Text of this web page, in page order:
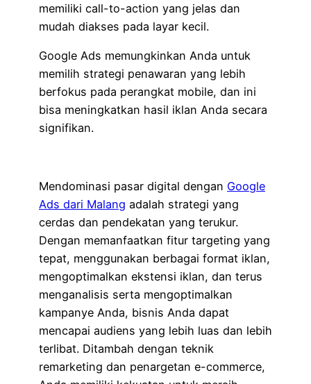
memiliki call-to-action yang jelas dan
mudah diakses pada layar kecil.
Google Ads memungkinkan Anda untuk
memilih strategi penawaran yang lebih
berfokus pada perangkat mobile, dan ini
bisa meningkatkan hasil iklan Anda secara
signifikan.
Mendominasi pasar digital dengan Google
Ads dari Malang adalah strategi yang
cerdas dan pendekatan yang terukur.
Dengan memanfaatkan fitur targeting yang
tepat, menggunakan berbagai format iklan,
mengoptimalkan ekstensi iklan, dan terus
menganalisis serta mengoptimalkan
kampanye Anda, bisnis Anda dapat
mencapai audiens yang lebih luas dan lebih
terlibat. Ditambah dengan teknik
remarketing dan penargetan e-commerce,